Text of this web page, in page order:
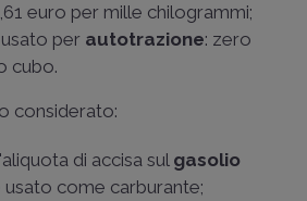
euro per mille chilogrammi;
usato per autotrazione: zero
cubo.
considerato:
di accisa sul gasolio
usato come carburante;